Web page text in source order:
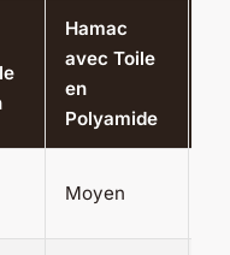
Hamac
avec Toile
en
Polyamide
Moyen